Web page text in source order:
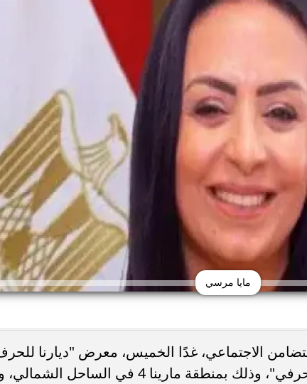
مايا مرسي
الاجتماعي، غدًا الخميس، معرض "ديارنا
والتراثية" تحت شعار "مصر بتتكلم حرفي"، وذلك بمنطقة مارينا 4 في